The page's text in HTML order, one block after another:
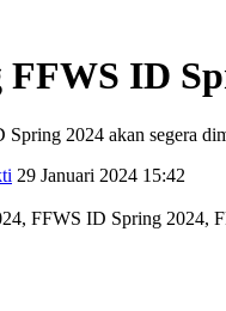
ID
Spring 2024 akan segera
29 Januari 2024 15:42